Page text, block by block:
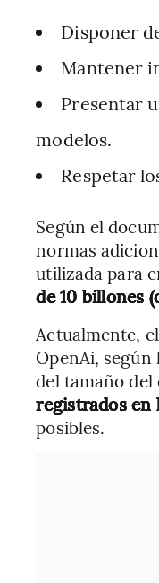
Disponer
Mantener
Presentar
modelos.
Respetar
Según el
normas
utilizada para
de 10 billones
Actualmente,
OpenAi,
del tamaño
registrados en
posibles.